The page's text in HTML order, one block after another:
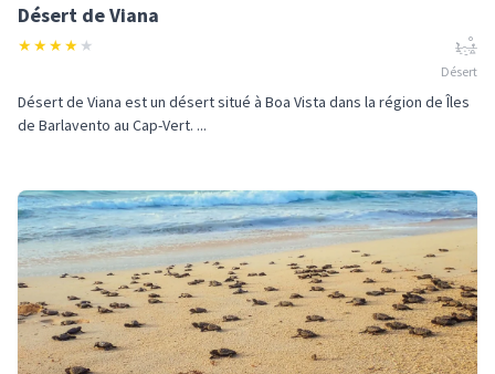
Désert de Viana
★★★★ ★
Désert
Désert de Viana est un désert situé à Boa Vista dans la région de Îles
de Barlavento au Cap-Vert. ...